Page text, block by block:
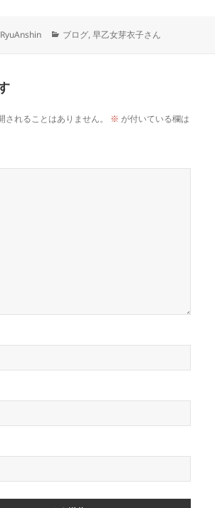
作
RyuAnshin
カ
ブログ,早乙女芽衣子さん
されることはありません。 ※ が付いている欄は